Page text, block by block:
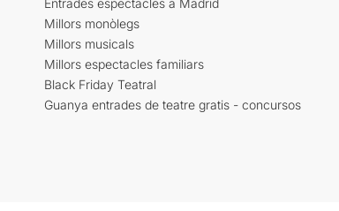
Millors monòlegs
Millors musicals
Millors espectacles familiars
Black Friday Teatral
Guanya entrades de teatre gratis - concursos